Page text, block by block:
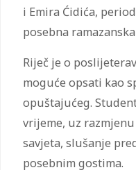
i Emira Ćidića,
posebna
Riječ je o
moguće opsati kao
opuštajućeg.
vrijeme, uz
savjeta, slušanje
posebnim gostima.